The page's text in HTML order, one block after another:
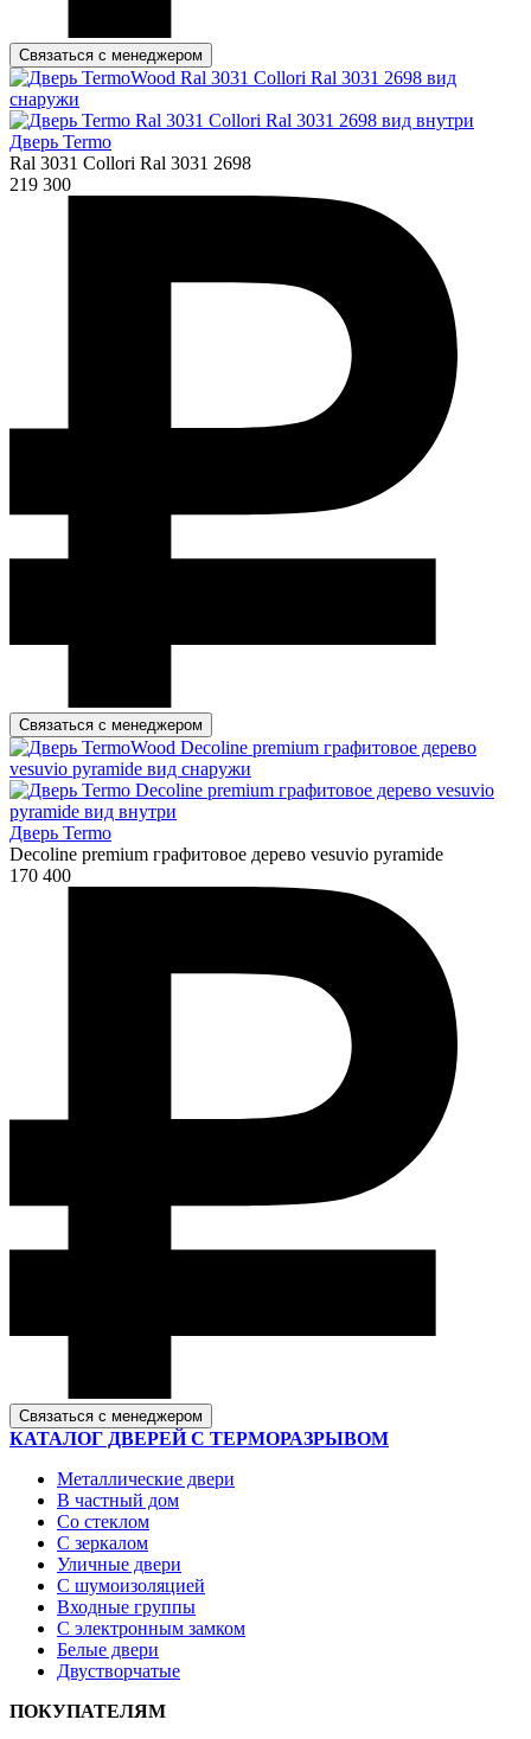
Связаться с менеджером
Дверь Termo
Ral 3031 Collori Ral 3031 2698
219 300
Связаться с менеджером
Дверь Termo
Decoline premium графитовое дерево vesuvio pyramide
170 400
Связаться с менеджером
КАТАЛОГ ДВЕРЕЙ С ТЕРМОРАЗРЫВОМ
Металлические двери
В частный дом
Со стеклом
С зеркалом
Уличные двери
С шумоизоляцией
Входные группы
С электронным замком
Белые двери
Двустворчатые
ПОКУПАТЕЛЯМ